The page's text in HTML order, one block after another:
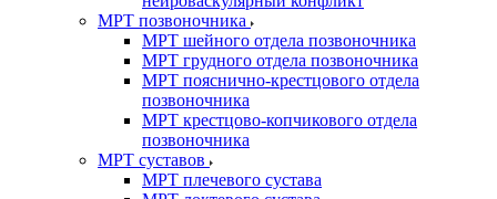
МРТ позвоночника
МРТ шейного отдела позвоночника
МРТ грудного отдела позвоночника
МРТ пояснично-крестцового отдела
позвоночника
МРТ крестцово-копчикового отдела
позвоночника
МРТ суставов
МРТ плечевого сустава